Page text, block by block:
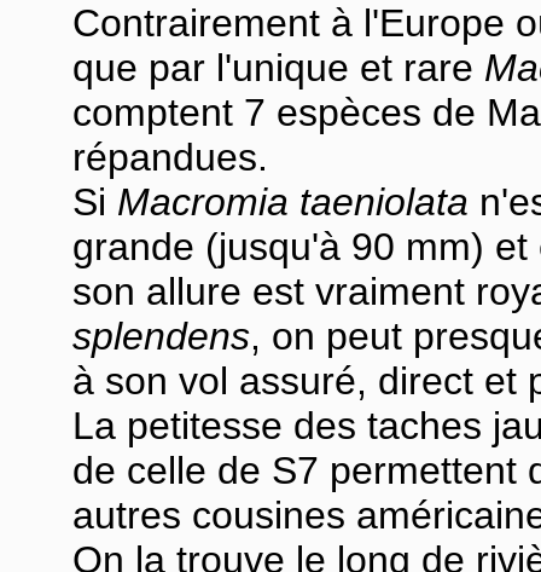
Contrairement à l'Europe
que par l'unique et rare
comptent 7 espèces de
répandues.
Si Macromia taeniolata
grande (jusqu'à 90 mm)
son allure est vraiment
splendens, on peut
à son vol assuré, direct et
La petitesse des taches
de celle de S7 permettent
autres cousines
On la trouve le long de